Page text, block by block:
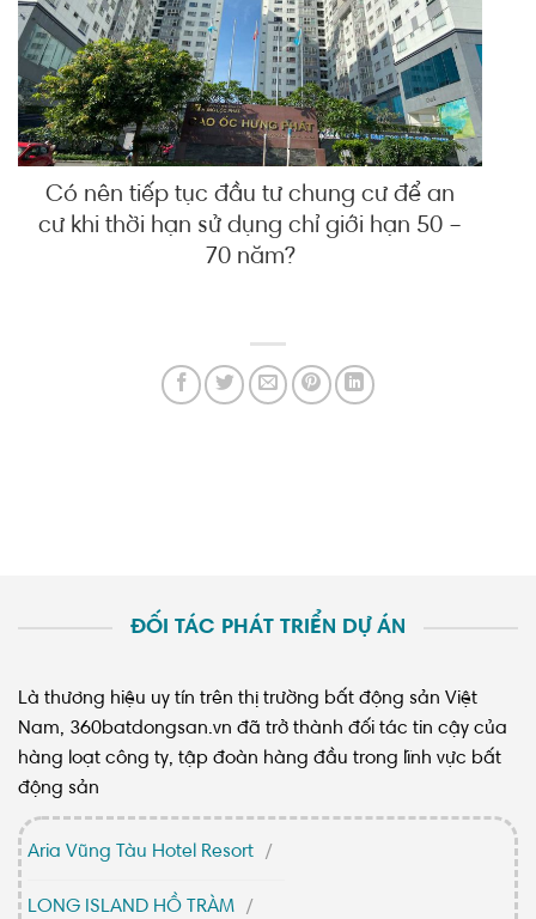
Có nên tiếp tục đầu tư chung cư để an
cư khi thời hạn sử dụng chỉ giới hạn 50 –
70 năm?
ĐỐI TÁC PHÁT TRIỂN DỰ ÁN
Là thương hiệu uy tín trên thị trường bất động sản Việt
Nam, 360batdongsan.vn đã trở thành đối tác tin cậy của
hàng loạt công ty, tập đoàn hàng đầu trong lĩnh vực bất
động sản
Aria Vũng Tàu Hotel Resort
LONG ISLAND HỒ TRÀM